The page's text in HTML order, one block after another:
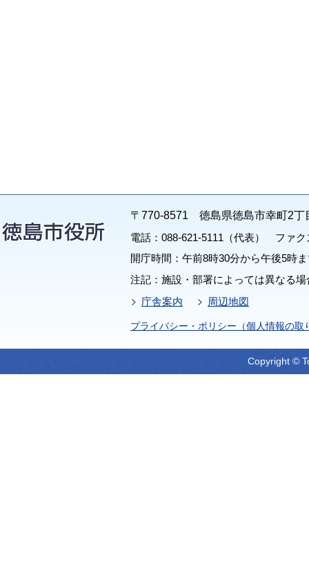
〒770-8571 徳島県徳島市幸町2丁
電話：088-621-5111（代表） ファク
開庁時間：午前8時30分から午後5時
注記：施設・部署によっては異なる
庁舎案内
周辺地図
プライバシー・ポリシー（個人情報の取
Copyright ©